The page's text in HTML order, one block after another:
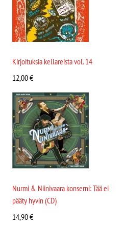
Kirjoituksia kellareista vol. 14
12,00€
Nurmi & Niinivaara konserni: Tää ei
pääty hyvin (CD)
14,90€